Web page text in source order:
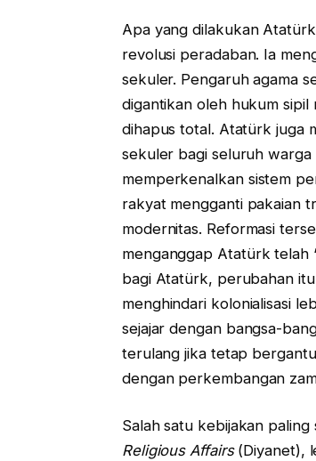
Apa yang dilakukan
revolusi peradaban. Ia
sekuler. Pengaruh agama
digantikan oleh hukum
dihapus total. Atatürk juga
sekuler bagi seluruh warga
memperkenalkan sistem
rakyat mengganti pakaian
modernitas. Reformasi
menganggap Atatürk telah
bagi Atatürk, perubahan
menghindari kolonialisasi
sejajar dengan bangsa-
terulang jika tetap
dengan perkembangan
Salah satu kebijakan
Religious Affairs(Diyanet),